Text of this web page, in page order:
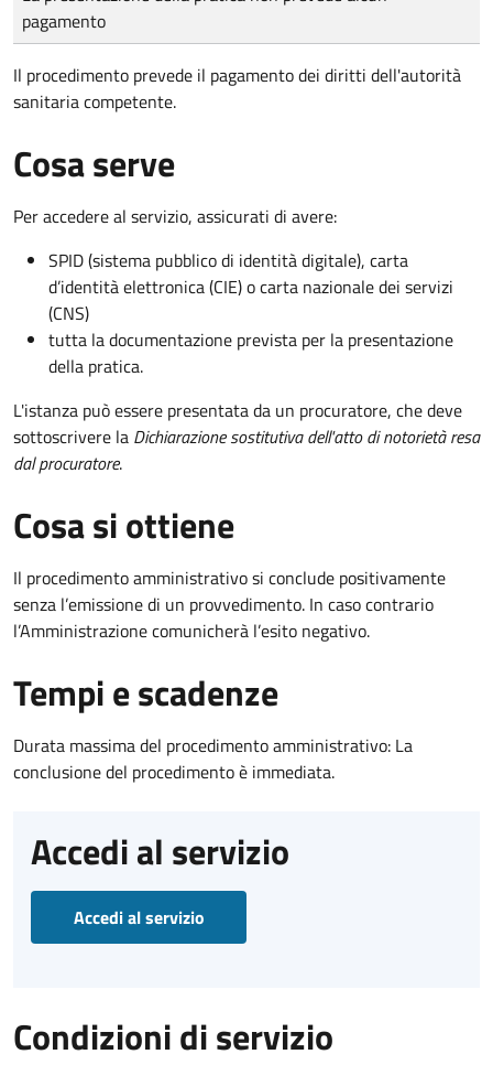
pagamento
Il procedimento prevede il pagamento dei diritti dell'autorità
sanitaria competente.
Cosa serve
Per accedere al servizio, assicurati di avere:
SPID (sistema pubblico di identità digitale), carta
d’identità elettronica (CIE) o carta nazionale dei servizi
(CNS)
tutta la documentazione prevista per la presentazione
della pratica.
L'istanza può essere presentata da un procuratore, che deve
sottoscrivere la Dichiarazione sostitutiva dell'atto di notorietà resa
dal procuratore.
Cosa si ottiene
Il procedimento amministrativo si conclude positivamente
senza l’emissione di un provvedimento. In caso contrario
l’Amministrazione comunicherà l’esito negativo.
Tempi e scadenze
Durata massima del procedimento amministrativo: La
conclusione del procedimento è immediata.
Accedi al servizio
Accedi al servizio
Condizioni di servizio